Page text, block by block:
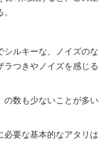
シルキーな、ノイズのな
つきやノイズを感じる
の数も少ないことが多い
必要な基本的なアタリは